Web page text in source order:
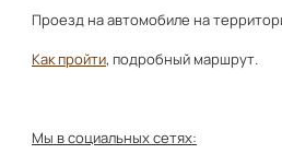
Проезд на автомобиле на
Как пройти, подробный маршрут.
Мы в социальных сетях: